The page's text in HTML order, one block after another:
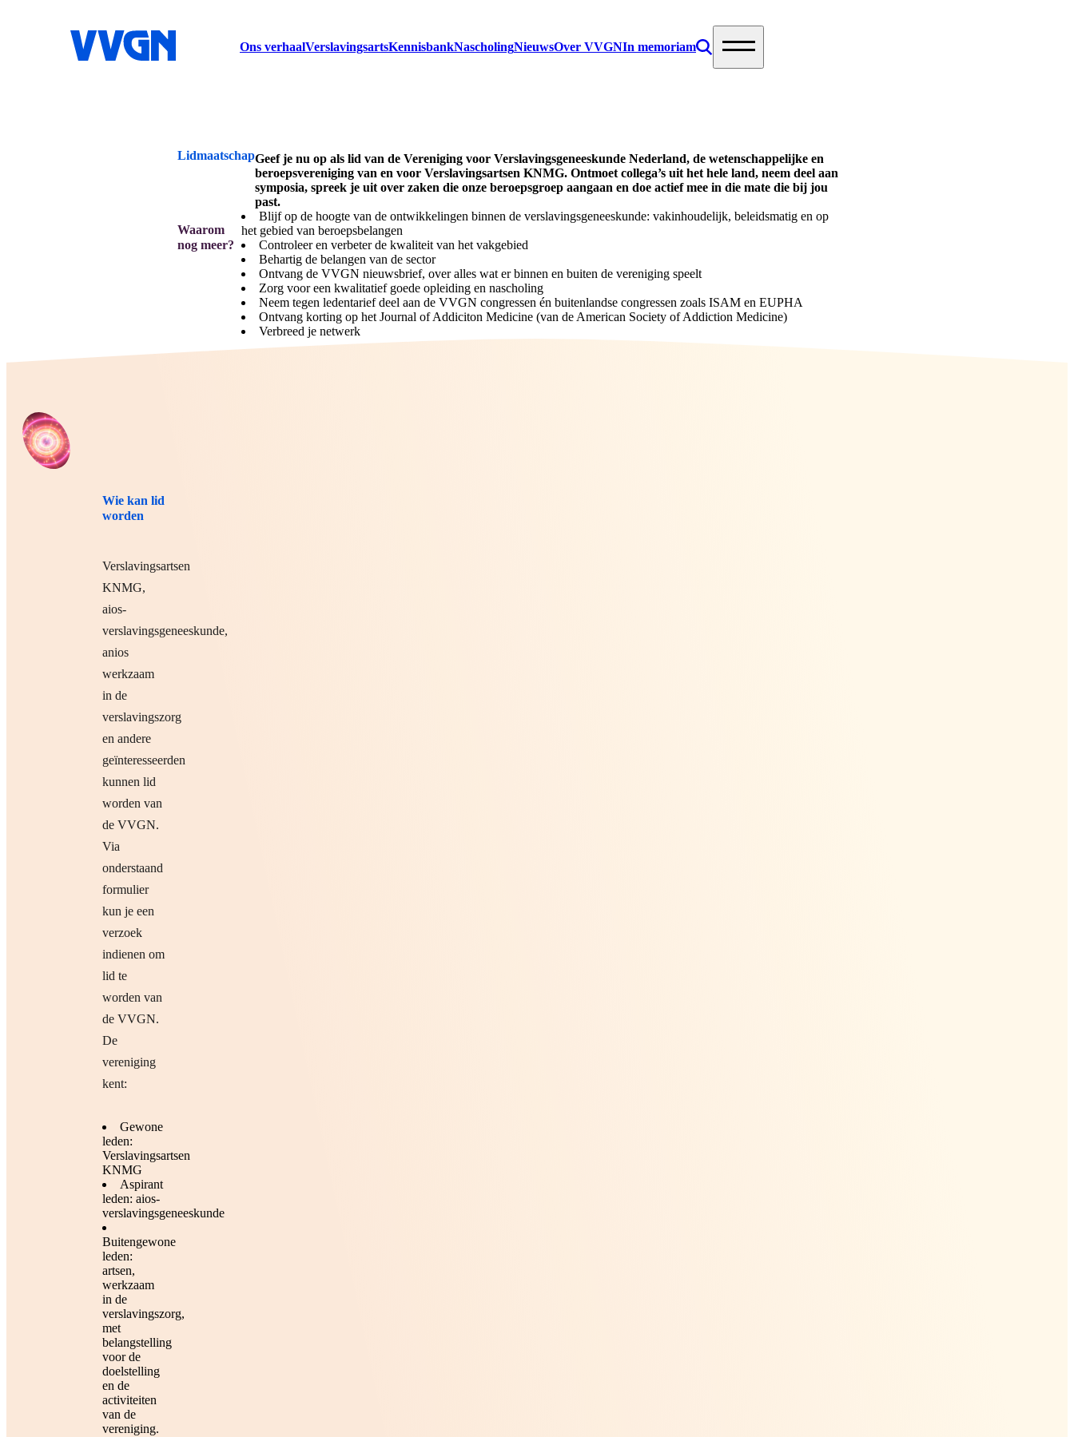
Ons verhaalVerslavingsartsKennisbankNascholingNieuwsOver VVGNIn memoriam
LidmaatschapGeef je nu op als lid van de Vereniging voor Verslavingsgeneeskunde Nederland, de wetenschappelijke en
beroepsvereniging van en voor Verslavingsartsen KNMG. Ontmoet collega’s uit het hele land, neem deel aan
symposia, spreek je uit over zaken die onze beroepsgroep aangaan en doe actief mee in die mate die bij jou
past.
Waarom
nog meer?
Blijf op de hoogte van de ontwikkelingen binnen de verslavingsgeneeskunde: vakinhoudelijk, beleidsmatig en op
het gebied van beroepsbelangen
Controleer en verbeter de kwaliteit van het vakgebied
Behartig de belangen van de sector
Ontvang de VVGN nieuwsbrief, over alles wat er binnen en buiten de vereniging speelt
Zorg voor een kwalitatief goede opleiding en nascholing
Neem tegen ledentarief deel aan de VVGN congressen én buitenlandse congressen zoals ISAM en EUPHA
Ontvang korting op het Journal of Addiciton Medicine (van de American Society of Addiction Medicine)
Verbreed je netwerk
Wie kan lid
worden
Verslavingsartsen
KNMG,
aios-
verslavingsgeneeskunde,
anios
werkzaam
in de
verslavingszorg
en andere
geïnteresseerden
kunnen lid
worden van
de VVGN.
Via
onderstaand
formulier
kun je een
verzoek
indienen om
lid te
worden van
de VVGN.
De
vereniging
kent:
Gewone
leden:
Verslavingsartsen
KNMG
Aspirant
leden: aios-
verslavingsgeneeskunde
Buitengewone
leden:
artsen,
werkzaam
in de
verslavingszorg,
met
belangstelling
voor de
doelstelling
en de
activiteiten
van de
vereniging.